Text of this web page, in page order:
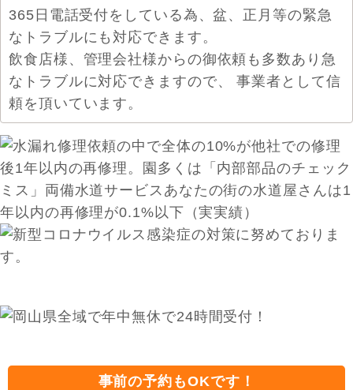
365日電話受付をしている為、盆、正月等の緊急
なトラブルにも対応できます。
飲食店様、管理会社様からの御依頼も多数あり急
なトラブルに対応できますので、 事業者として信
頼を頂いています。
事前の予約もOKです！